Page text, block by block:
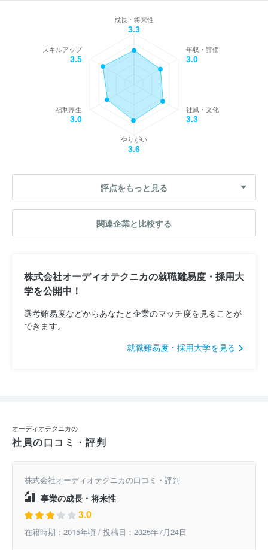
成長・将来性
3.3
年収・評価
3.0
社風・文化
3.3
やりがい
3.6
福利厚生
3.0
スキルアップ
3.5
評点をもっと見る
関連企業と比較する
株式会社オーディオテクニカの就職難易度・採用大
学を公開中！
選考難易度などからあなたと企業のマッチ度を見ることが
できます。
就職難易度・採用大学を見る
オーディオテクニカの
社員の口コミ・評判
株式会社オーディオテクニカの口コミ・評判
事業の成長・将来性
3.0
在籍時期：2015年頃 / 投稿日：2025年7月24日